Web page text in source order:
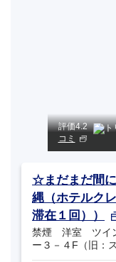
評価4.2
コミ
☆まだまだ間
縄（ホテルク
滞在１回））
禁煙 洋室 ツイ
ー３－４F（旧：